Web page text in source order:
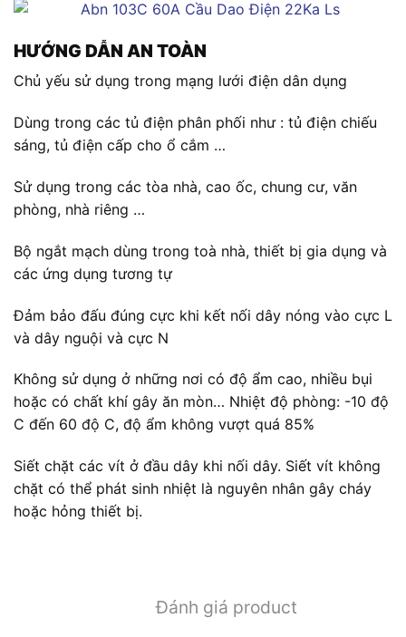
HƯỚNG DẪN AN TOÀN
Chủ yếu sử dụng trong mạng lưới điện dân dụng
Dùng trong các tủ điện phân phối như : tủ điện chiếu
sáng, tủ điện cấp cho ổ cắm …
Sử dụng trong các tòa nhà, cao ốc, chung cư, văn
phòng, nhà riêng …
Bộ ngắt mạch dùng trong toà nhà, thiết bị gia dụng và
các ứng dụng tương tự
Đảm bảo đấu đúng cực khi kết nối dây nóng vào cực L
và dây nguội và cực N
Không sử dụng ở những nơi có độ ẩm cao, nhiều bụi
hoặc có chất khí gây ăn mòn… Nhiệt độ phòng: -10 độ
C đến 60 độ C, độ ẩm không vượt quá 85%
Siết chặt các vít ở đầu dây khi nối dây. Siết vít không
chặt có thể phát sinh nhiệt là nguyên nhân gây cháy
hoặc hỏng thiết bị.
Đánh giá product